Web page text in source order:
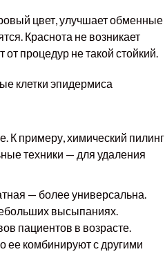
цвет, улучшает обменные
Краснота не возникает
процедур не такой стойкий.
клетки эпидермиса
К примеру, химический пилинг
техники — для удаления
— более универсальна.
высыпаниях.
пациентов в возрасте.
ее комбинируют с другими